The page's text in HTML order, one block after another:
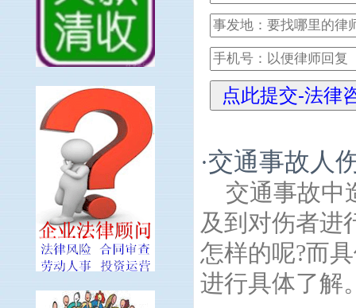
·交通事故人
交通事故中
及到对伤者进
怎样的呢?而
进行具体了解